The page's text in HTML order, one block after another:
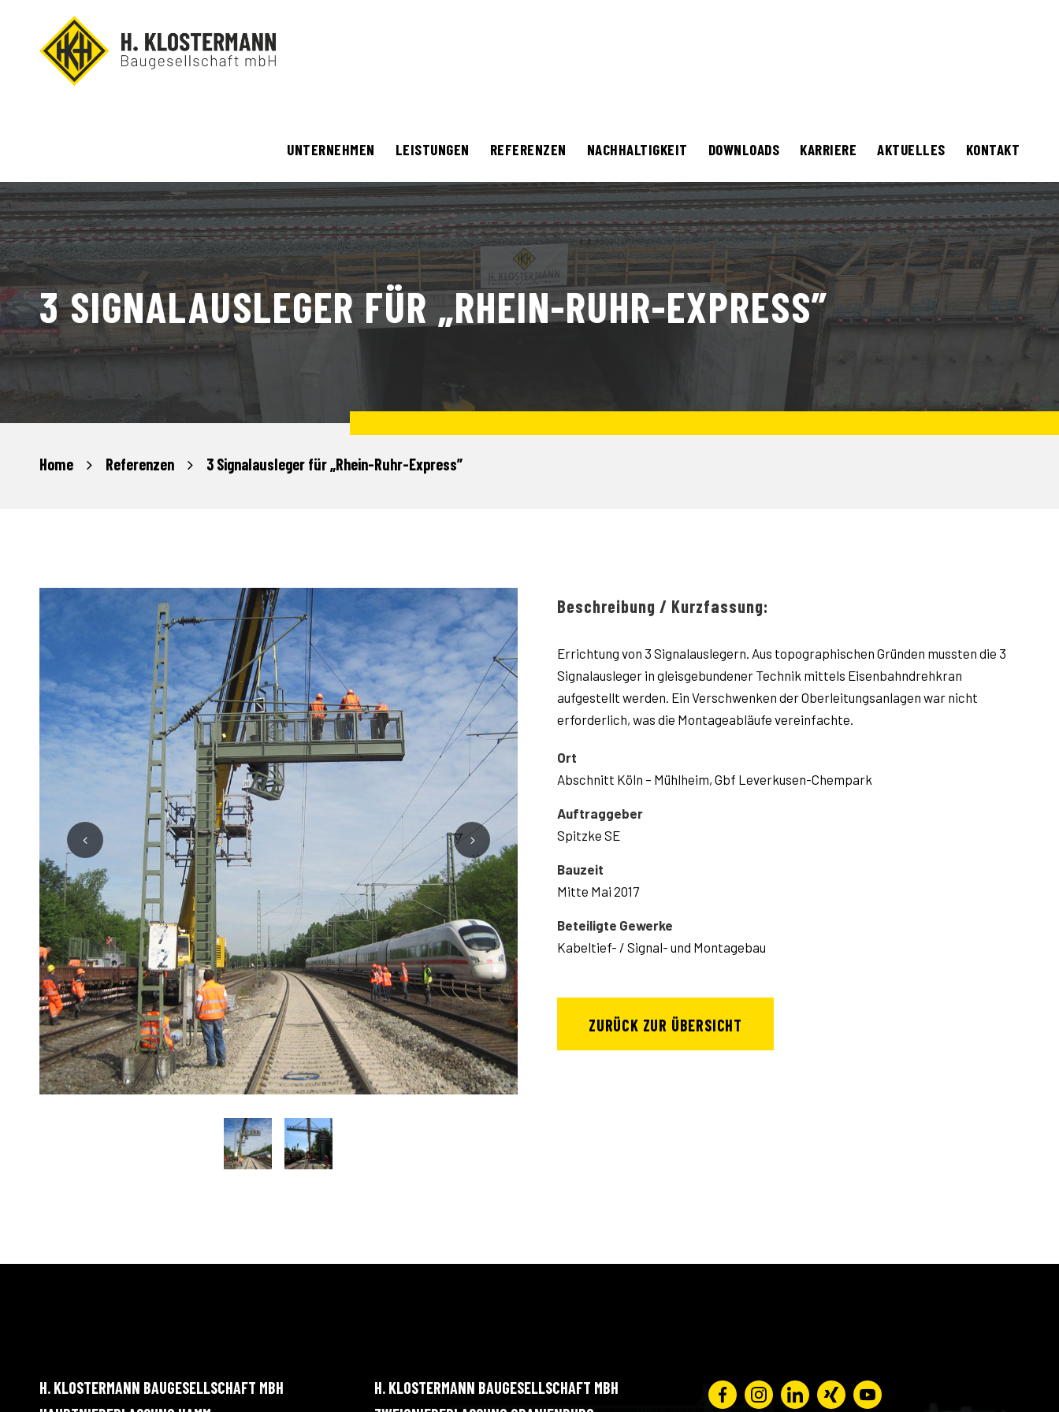
UNTERNEHMEN LEISTUNGEN REFERENZEN NACHHALTIGKEIT DOWNLOADS KARRIERE AKTUELLES KONTAKT
3 SIGNALAUSLEGER FÜR „RHEIN-RUHR-EXPRESS”
Home Referenzen 3 Signalausleger für „Rhein-Ruhr-Express”
Beschreibung / Kurzfassung:
Errichtung von 3 Signalauslegern. Aus topographischen Gründen mussten die 3
Signalausleger in gleisgebundener Technik mittels Eisenbahndrehkran
aufgestellt werden. Ein Verschwenken der Oberleitungsanlagen war nicht
erforderlich, was die Montageabläufe vereinfachte.
Ort
Abschnitt Köln – Mühlheim, Gbf Leverkusen-Chempark
Auftraggeber
Spitzke SE
Bauzeit
Mitte Mai 2017
Beteiligte Gewerke
Kabeltief- / Signal- und Montagebau
ZURÜCK ZUR ÜBERSICHT
H. KLOSTERMANN BAUGESELLSCHAFT MBH
H. KLOSTERMANN BAUGESELLSCHAFT MBH